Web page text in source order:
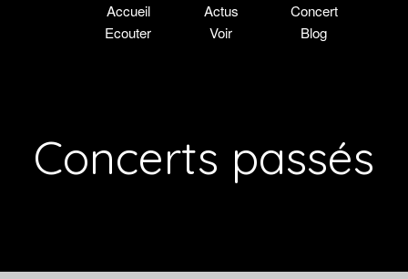
Accueil Actus
Concert
Ecouter
Voir Blog
Concerts passés